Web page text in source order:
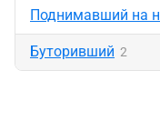
Поднимавший на
Буторивший 2